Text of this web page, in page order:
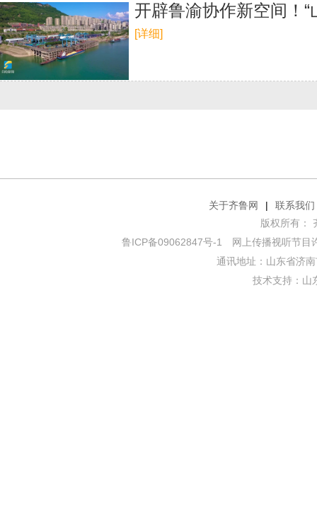
开辟鲁渝协作新空间！
[详细]
关于齐鲁网 |
联系我们
版权所有：
鲁ICP备09062847号-1
网上传播视听节目
通讯地址：山东省济
技术支持： 山